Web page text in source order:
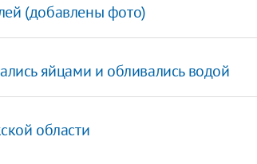
(добавлены фото)
яйцами и обливались водой
области